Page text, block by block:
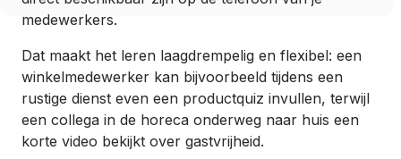
medewerkers.
Dat maakt het leren laagdrempelig en flexibel: een
winkelmedewerker kan bijvoorbeeld tijdens een
rustige dienst even een productquiz invullen, terwijl
een collega in de horeca onderweg naar huis een
korte video bekijkt over gastvrijheid.